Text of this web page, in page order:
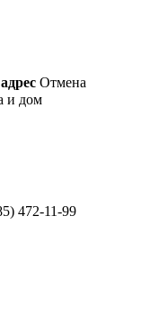
Отмена
и дом
472-11-99